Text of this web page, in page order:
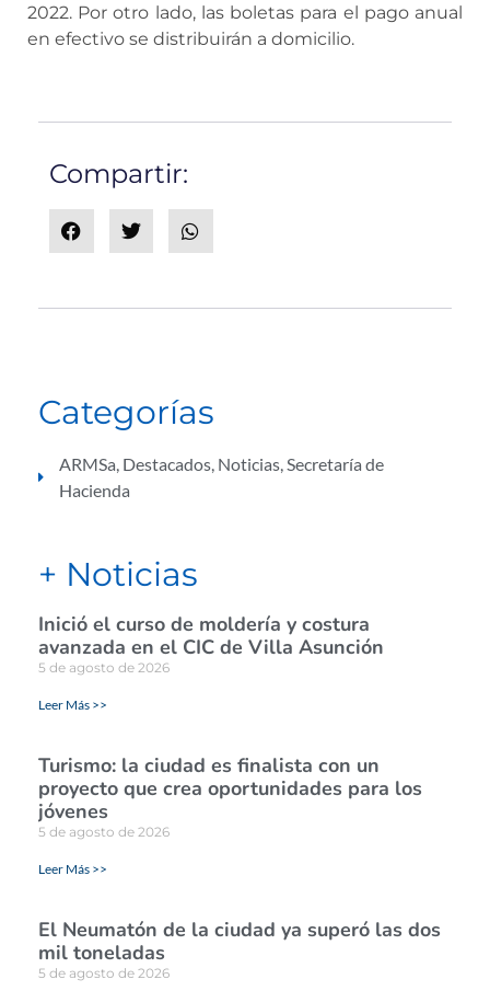
2022. Por otro lado, las boletas para el pago anual
en efectivo se distribuirán a domicilio.
Compartir:
Categorías
ARMSa Destacados Noticias Secretaría de
Hacienda
+ Noticias
Inició el curso de moldería y costura
avanzada en el CIC de Villa Asunción
5 de agosto de 2026
Leer Más >>
Turismo: la ciudad es finalista con un
proyecto que crea oportunidades para los
jóvenes
5 de agosto de 2026
Leer Más >>
El Neumatón de la ciudad ya superó las dos
mil toneladas
5 de agosto de 2026